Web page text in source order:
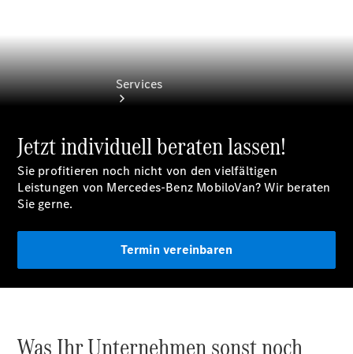
Services
Finanzdienste
Reifen &
Jetzt individuell beraten lassen!
Sie profitieren noch nicht von den vielfältigen
Leistungen von Mercedes-Benz MobiloVan? Wir beraten
Sie gerne.
Termin vereinbaren